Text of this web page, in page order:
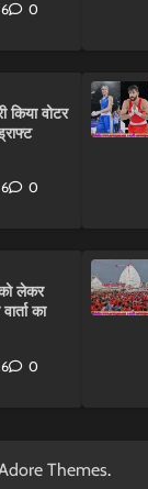
0
वोटर
0
लेकर
का
0
Themes.